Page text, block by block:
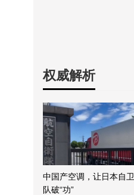
权威解析
中国产空调，让日本自卫
队破“功”